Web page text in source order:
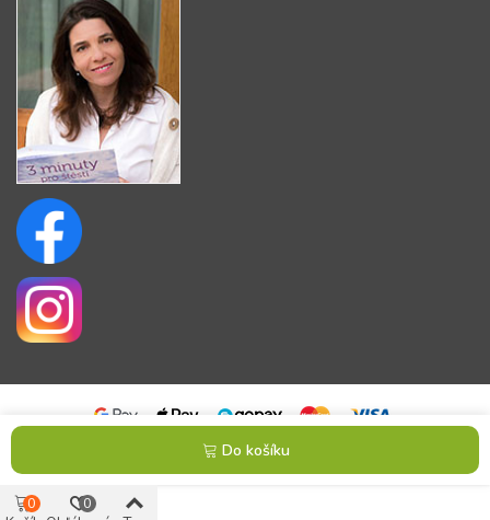
Do košíku
© 2025 Powered by Presta Shop™. All Rights Reserved
0
0